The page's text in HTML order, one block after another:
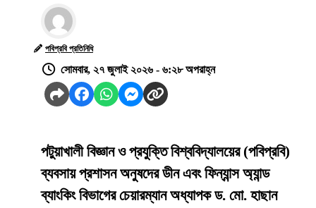
পবিপ্রবি প্রতিনিধি
সোমবার, ২৭ জুলাই ২০২৬ - ৬:২৮ অপরাহ্ন
পটুয়াখালী বিজ্ঞান ও প্রযুক্তি বিশ্ববিদ্যালয়ের (পবিপ্রবি)
ব্যবসায় প্রশাসন অনুষদের ডীন এবং ফিন্যান্স অ্যান্ড
ব্যাংকিং বিভাগের চেয়ারম্যান অধ্যাপক ড. মো. হাছান